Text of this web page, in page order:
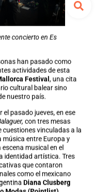
concierto en Es
han pasado como
actividades de esta
Festival, una cita
cultural balear sino
nuestro país.
pasado jueves, en ese
con tres mesas
vinculadas a la
entre Europa y
musical en el
identidad artística. Tres
que contaron
como el mexicano
Diana Clusberg